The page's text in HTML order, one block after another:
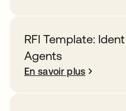
RFI Template:
Agents
En savoir plus